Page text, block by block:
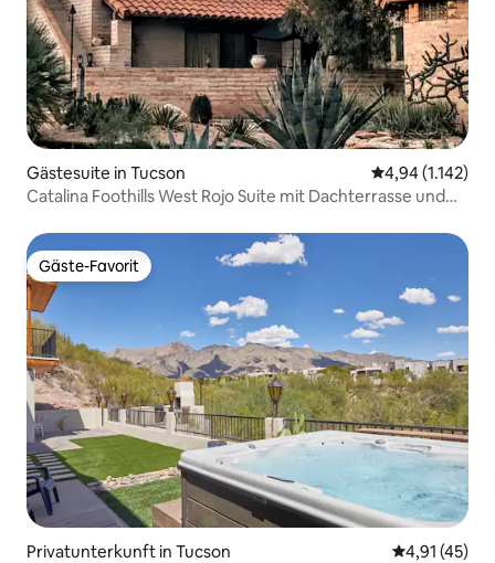
Gästesuite in Tucson
4,94 (1.142)
Catalina Foothills West Rojo Suite mit Dachterrasse und
Gäste-Favorit
Gäste-Favorit
Privatunterkunft in Tucson
4,91 (45)